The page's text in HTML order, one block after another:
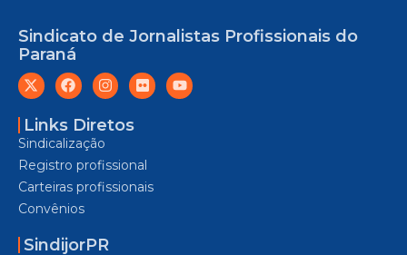
Sindicato de Jornalistas Profissionais do
Paraná
Links Diretos
Sindicalização
Registro profissional
Carteiras profissionais
Convênios
SindijorPR